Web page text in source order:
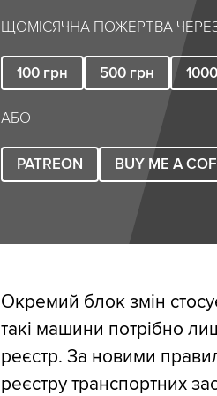
ЩОМІСЯЧНА ПОЖЕРТВА ЧЕРЕЗ
100 грн 500 грн 1000
АБО
PATREON BUY ME A
Окремий блок змін
такі машини потрібно
реєстр. За новими
реєстру транспортних